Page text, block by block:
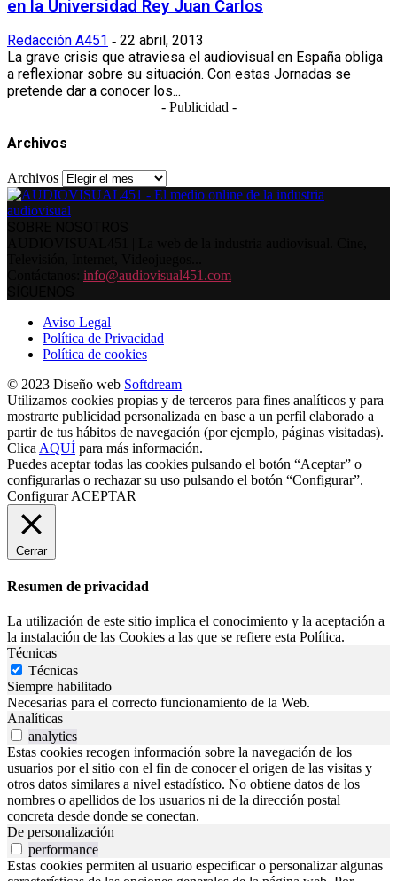
en la Universidad Rey Juan Carlos
Redacción A451 - 22 abril, 2013
La grave crisis que atraviesa el audiovisual en España obliga
a reflexionar sobre su situación. Con estas Jornadas se
pretende dar a conocer los...
- Publicidad -
Archivos
Archivos
info@audiovisual451.com
Aviso Legal
Política de Privacidad
Política de cookies
© 2023 Diseño web Softdream
Utilizamos cookies propias y de terceros para fines analíticos y para
mostrarte publicidad personalizada en base a un perfil elaborado a
partir de tus hábitos de navegación (por ejemplo, páginas visitadas).
Clica AQUÍ para más información.
Puedes aceptar todas las cookies pulsando el botón “Aceptar” o
configurarlas o rechazar su uso pulsando el botón “Configurar”.
Configurar ACEPTAR
Cerrar
Resumen de privacidad
La utilización de este sitio implica el conocimiento y la aceptación a
la instalación de las Cookies a las que se refiere esta Política.
Técnicas
Técnicas
Siempre habilitado
Necesarias para el correcto funcionamiento de la Web.
Analíticas
analytics
Estas cookies recogen información sobre la navegación de los
usuarios por el sitio con el fin de conocer el origen de las visitas y
otros datos similares a nivel estadístico. No obtiene datos de los
nombres o apellidos de los usuarios ni de la dirección postal
concreta desde donde se conectan.
De personalización
performance
Estas cookies permiten al usuario especificar o personalizar algunas